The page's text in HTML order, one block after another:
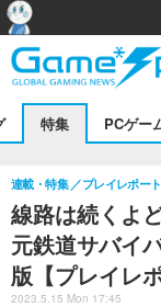
特集 PCゲー
線路は続くよ
元鉄道サバイ
版【プレイレ
連載・特集 プレイレポート
2023.5.15 Mon 17:45